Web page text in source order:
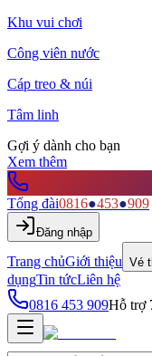
Khu vui chơi
Công viên nước
Cáp treo & núi
Tâm linh
Gợi ý dành cho bạn
Xem thêm
Tổng đài0816●453●909
Đăng nhập
Trang chủGiới thiệu Vé
dụngTin tứcLiên hệ
0816 453 909Hỗ trợ